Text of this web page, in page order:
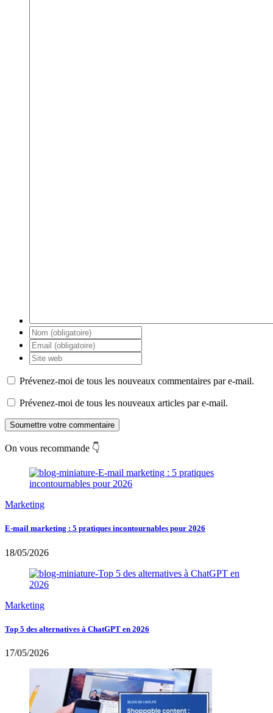
Prévenez-moi de tous les nouveaux commentaires par e-mail.
Prévenez-moi de tous les nouveaux articles par e-mail.
Soumettre votre commentaire
On vous recommande 👇
Marketing
E-mail marketing : 5 pratiques incontournables pour 2026
18/05/2026
Marketing
Top 5 des alternatives à ChatGPT en 2026
17/05/2026